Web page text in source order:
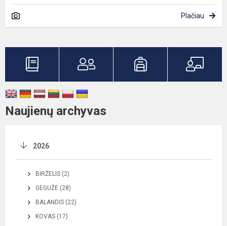
Plačiau
Naujienų archyvas
2026
BIRŽELIS (2)
GEGUŽĖ (28)
BALANDIS (22)
KOVAS (17)